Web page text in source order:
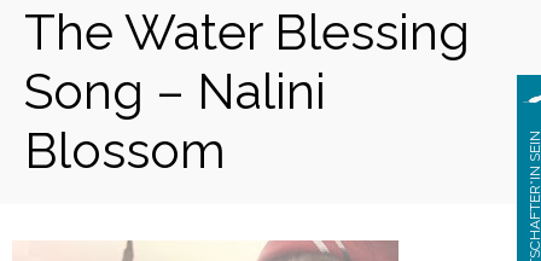
The Water Blessing
Song – Nalini
Blossom